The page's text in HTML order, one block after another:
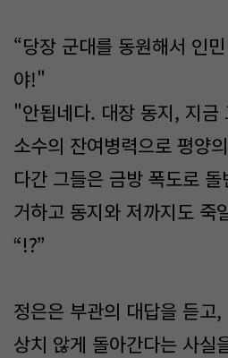
“당장 군대를 동원해서 인
야!"
"안됩네다. 대장 동지, 지금
소수의 잔여병력으로 평양
다간 그들은 금방 폭도로
거하고 동지와 저까지도 죽
“!?”
정은은 부관의 대답을 듣고
상치 않게 돌아간다는 사실